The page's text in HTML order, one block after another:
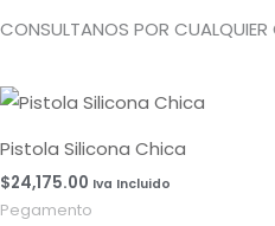
CONSULTANOS POR
Pistola Silicona Chica
$24,175.00 Iva Incluido
Pegamento